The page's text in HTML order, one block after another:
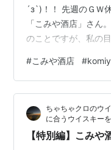
´з`)！！ 先週のＧＷ
「こみや酒店」さん
のことですが、私の
ぞれの都合が合わず
そうにしている息子
しドライブを兼ね行
#こみや酒店 #
ちゃちゃクロのウ
に合うウイスキー
【特別編】こみ